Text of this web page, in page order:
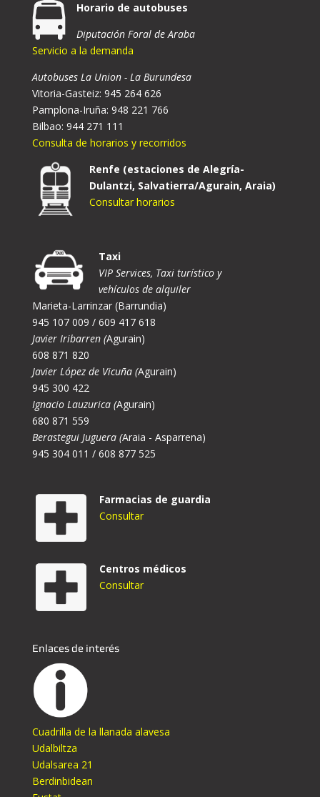
Horario de autobuses
Diputación Foral de Araba
Servicio a la demanda
Autobuses La Union - La Burundesa
Vitoria-Gasteiz: 945 264 626
Pamplona-Iruña: 948 221 766
Bilbao: 944 271 111
Consulta de horarios y recorridos
Renfe (estaciones de Alegría-
Dulantzi, Salvatierra/Agurain, Araia)
Consultar horarios
Taxi
VIP Services, Taxi turístico y
vehículos de alquiler
Marieta-Larrinzar (Barrundia)
945 107 009 / 609 417 618
Javier Iribarren (Agurain)
608 871 820
Javier López de Vicuña (Agurain)
945 300 422
Ignacio Lauzurica (Agurain)
680 871 559
Berastegui Juguera (Araia - Asparrena)
945 304 011 / 608 877 525
Farmacias de guardia
Consultar
Centros médicos
Consultar
Enlaces de interés
Cuadrilla de la llanada alavesa
Udalbiltza
Udalsarea 21
Berdinbidean